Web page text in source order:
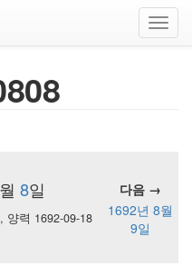
월 8일
다음 →
양력 1692-09-18
1692년 8월
9일